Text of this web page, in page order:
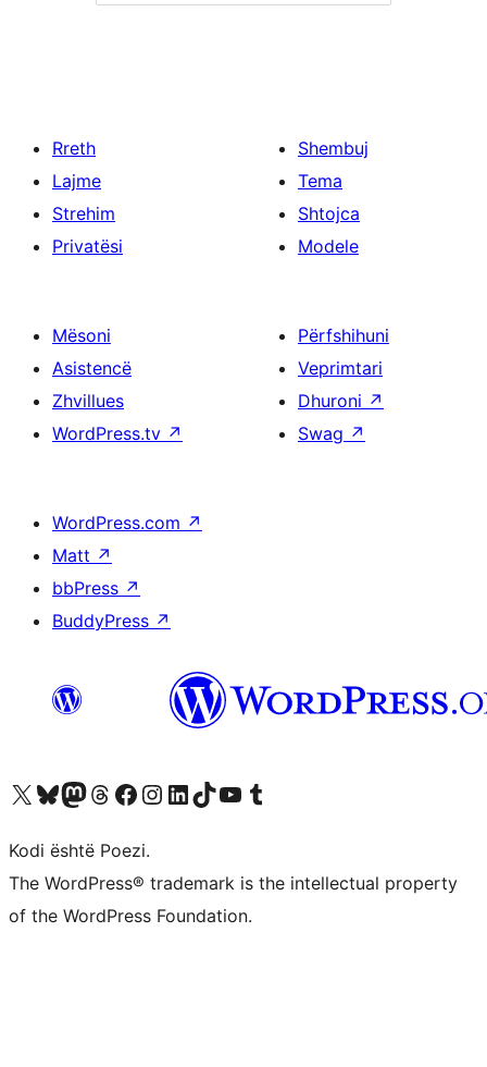
Rreth
Lajme
Strehim
Privatësi
Shembuj
Tema
Shtojca
Modele
Mësoni
Asistencë
Zhvillues
WordPress.tv ↗
Përfshihuni
Veprimtari
Dhuroni ↗
Swag ↗
WordPress.com ↗
Matt ↗
bbPress ↗
BuddyPress ↗
Vizitoni llogarinë tonë X (ish Twitter)
Vizitoni llogarinë tonë Bluesky
Vizitoni llogarinë tonë Mastodon
Vizitoni llogarinë tonë Threads
Vizitoni faqen tonë në Facebook
Vizitoni llogarinë tonë Instagram
Vizitoni llogarinë tonë LinkedIn
Vizitoni llogarinë tonë TikTok
Vizitoni kanalin tonë YouTube
Vizitoni llogarinë tonë Tumblr
Kodi është Poezi.
The WordPress® trademark is the intellectual property
of the WordPress Foundation.